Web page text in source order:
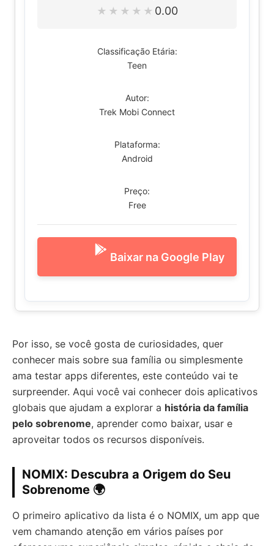
★ ★ ★ ★ ★ 0.00
Classificação Etária:
Teen
Autor:
Trek Mobi Connect
Plataforma:
Android
Preço:
Free
Baixar na Google Play
Por isso, se você gosta de curiosidades, quer
conhecer mais sobre sua família ou simplesmente
ama testar apps diferentes, este conteúdo vai te
surpreender. Aqui você vai conhecer dois aplicativos
globais que ajudam a explorar a história da família
pelo sobrenome, aprender como baixar, usar e
aproveitar todos os recursos disponíveis.
NOMIX: Descubra a Origem do Seu
Sobrenome 🌍
O primeiro aplicativo da lista é o NOMIX, um app que
vem chamando atenção em vários países por